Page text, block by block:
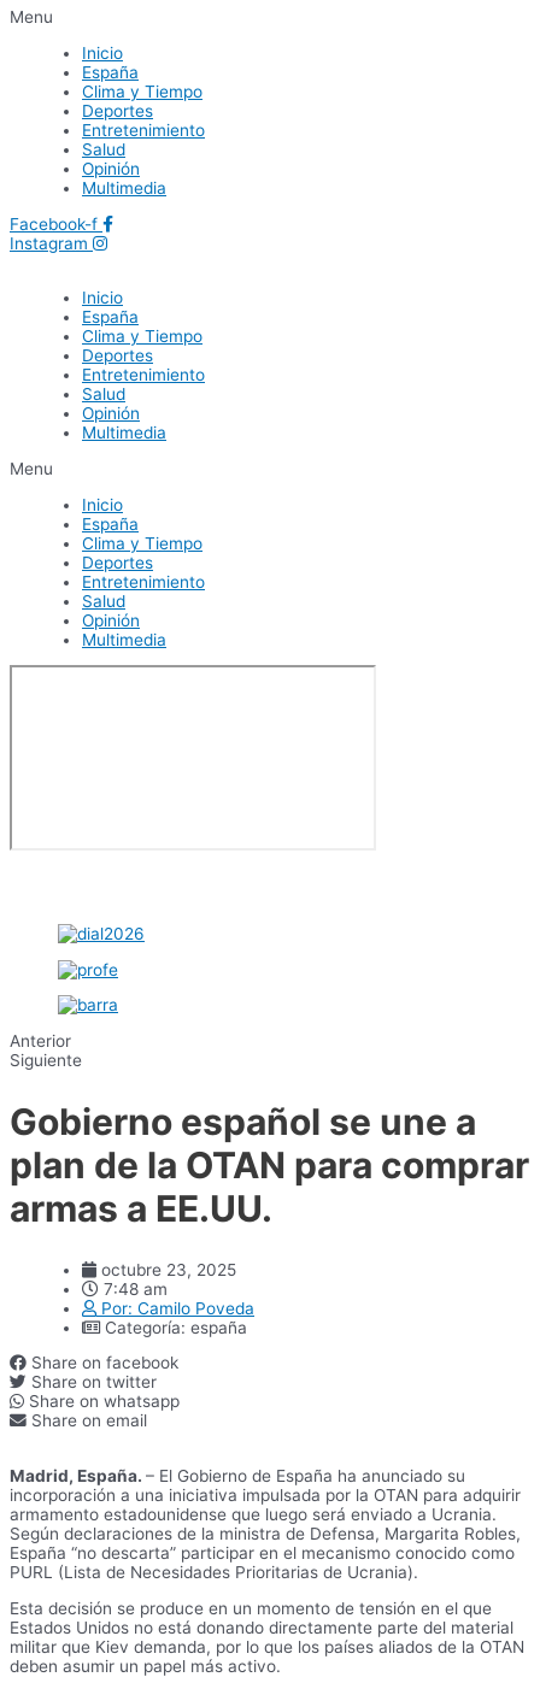
Menu
Inicio
España
Clima y Tiempo
Deportes
Entretenimiento
Salud
Opinión
Multimedia
Facebook-f
Instagram
Inicio
España
Clima y Tiempo
Deportes
Entretenimiento
Salud
Opinión
Multimedia
Menu
Inicio
España
Clima y Tiempo
Deportes
Entretenimiento
Salud
Opinión
Multimedia
Anterior
Siguiente
Gobierno español se une a
plan de la OTAN para comprar
armas a EE.UU.
octubre 23, 2025
7:48 am
Por: Camilo Poveda
Categoría: españa
Share on facebook
Share on twitter
Share on whatsapp
Share on email
Madrid, España. – El Gobierno de España ha anunciado su
incorporación a una iniciativa impulsada por la OTAN para adquirir
armamento estadounidense que luego será enviado a Ucrania.
Según declaraciones de la ministra de Defensa, Margarita Robles,
España “no descarta” participar en el mecanismo conocido como
PURL (Lista de Necesidades Prioritarias de Ucrania).
Esta decisión se produce en un momento de tensión en el que
Estados Unidos no está donando directamente parte del material
militar que Kiev demanda, por lo que los países aliados de la OTAN
deben asumir un papel más activo.